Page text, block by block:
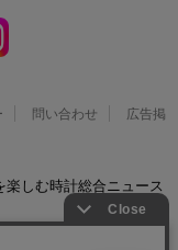
問い合わせ
広告掲
しむ時計総合ニュース